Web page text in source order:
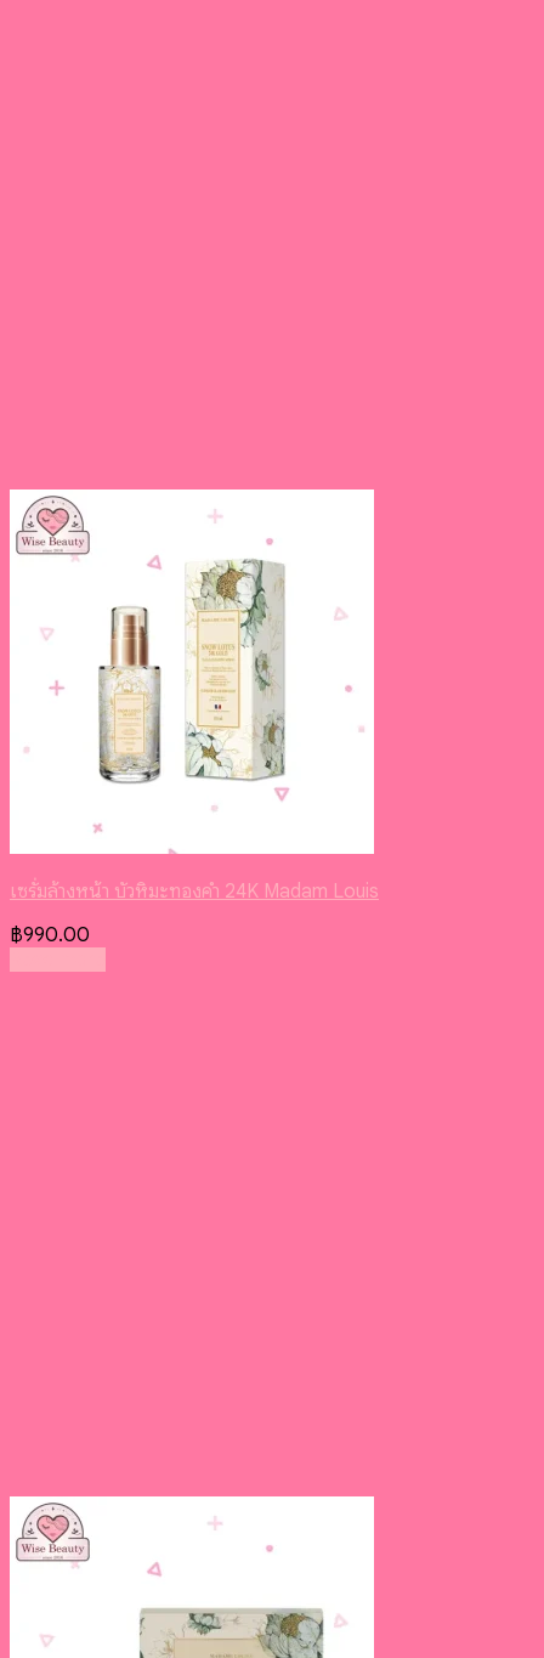
เซรั่มล้างหน้า บัวหิมะทองคํา 24K Madam Louis
฿990.00